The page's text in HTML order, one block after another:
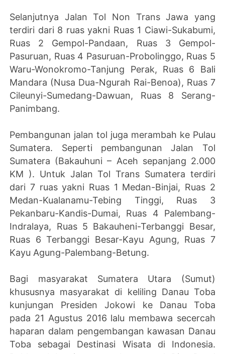
Selanjutnya Jalan Tol Non Trans Jawa yang
terdiri dari 8 ruas yakni Ruas 1 Ciawi-Sukabumi,
Ruas 2 Gempol-Pandaan, Ruas 3 Gempol-
Pasuruan, Ruas 4 Pasuruan-Probolinggo, Ruas 5
Waru-Wonokromo-Tanjung Perak, Ruas 6 Bali
Mandara (Nusa Dua-Ngurah Rai-Benoa), Ruas 7
Cileunyi-Sumedang-Dawuan, Ruas 8 Serang-
Panimbang.
Pembangunan jalan tol juga merambah ke Pulau
Sumatera. Seperti pembangunan Jalan Tol
Sumatera (Bakauhuni – Aceh sepanjang 2.000
KM ). Untuk Jalan Tol Trans Sumatera terdiri
dari 7 ruas yakni Ruas 1 Medan-Binjai, Ruas 2
Medan-Kualanamu-Tebing Tinggi, Ruas 3
Pekanbaru-Kandis-Dumai, Ruas 4 Palembang-
Indralaya, Ruas 5 Bakauheni-Terbanggi Besar,
Ruas 6 Terbanggi Besar-Kayu Agung, Ruas 7
Kayu Agung-Palembang-Betung.
Bagi masyarakat Sumatera Utara (Sumut)
khususnya masyarakat di keliling Danau Toba
kunjungan Presiden Jokowi ke Danau Toba
pada 21 Agustus 2016 lalu membawa secercah
haparan dalam pengembangan kawasan Danau
Toba sebagai Destinasi Wisata di Indonesia.